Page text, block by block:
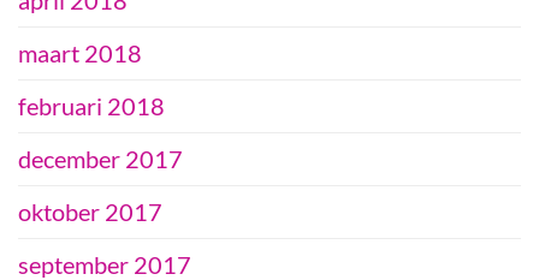
maart 2018
februari 2018
december 2017
oktober 2017
september 2017